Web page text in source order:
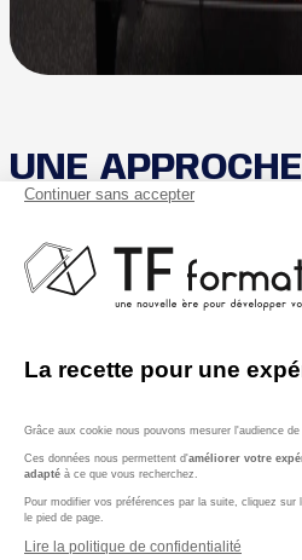
UNE APPROCHE
PÉDAGOGIQUE
PROGRESSIVE